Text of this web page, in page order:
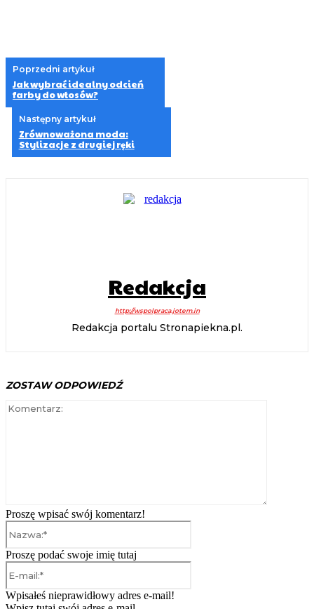
Poprzedni artykuł
Jak wybrać idealny odcień
farby do włosów?
Następny artykuł
Zrównoważona moda:
Stylizacje z drugiej ręki
Redakcja
http://wspolpraca.jotem.in
Redakcja portalu Stronapiekna.pl.
ZOSTAW ODPOWIEDŹ
Proszę wpisać swój komentarz!
Proszę podać swoje imię tutaj
Wpisałeś nieprawidłowy adres e-mail!